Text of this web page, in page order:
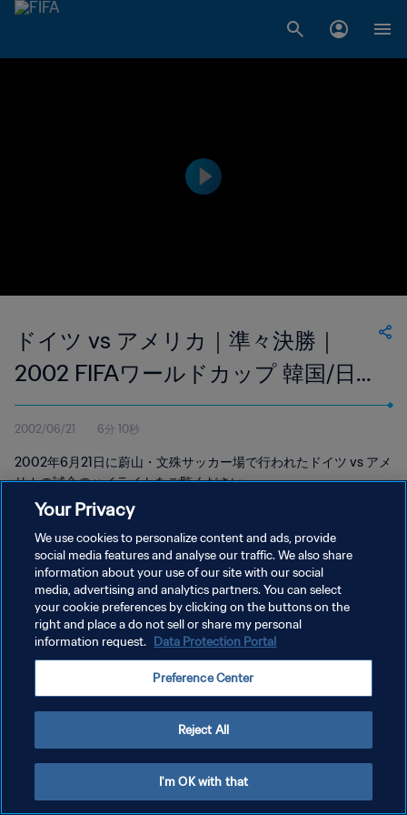
ドイツ vs アメリカ｜準々決勝｜
2002 FIFAワールドカップ 韓国/日本
｜ハイライト
2002/06/21 6分 10秒
2002年6月21日に蔚山・文殊サッカー場で行われたドイツ vs アメ
リカの試合のハイライトをご覧ください。
プライバシーポリシー
サービス利用規約
クッキー設定の管理
Your Privacy
We use cookies to personalize content and ads, provide
social media features and analyse our traffic. We also share
information about your use of our site with our social
media, advertising and analytics partners. You can select
your cookie preferences by clicking on the buttons on the
right and place a do not sell or share my personal
information request. Data Protection Portal
Preference Center
Reject All
I'm OK with that